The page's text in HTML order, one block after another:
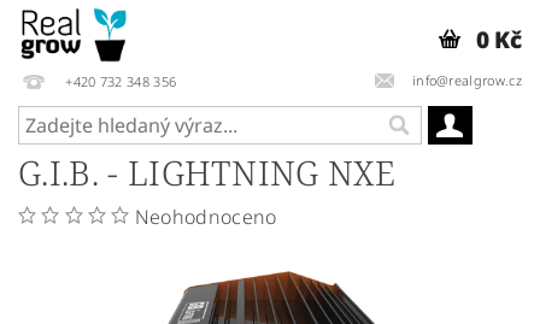
+420 732 348 356 info@realgrow.cz
0 Kč
G.I.B. - LIGHTNING NXE
Neohodnoceno